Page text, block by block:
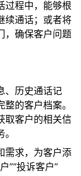
过程中，能够根
续通话；或者将
，确保客户问题
、历史通话记
的客户档案。
取客户的相关信
需求，为客户添
”“投诉客户”